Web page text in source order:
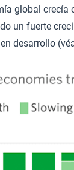
global crecía
un fuerte
desarrollo